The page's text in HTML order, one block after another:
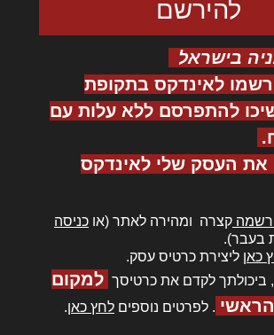
בישראל
לאינדקס בתקופת
להתפרסם ללא עלות עם
את העסק שלי לאינדקס
קצרה ומהירה לאתר (או כניסה
בעבר).
כאן ליצירת כרטיס עסק.
ביכולתך לקדם את כרטיסך למקום
. לפרטים נוספים לחץ כאן.